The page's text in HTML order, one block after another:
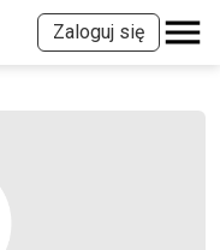
Zaloguj się